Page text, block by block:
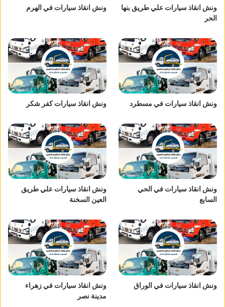
ونش انقاذ سيارات علي طريق بنها
الحر
ونش انقاذ سيارات في الهرم
ونش انقاذ سيارات في مسطرد ونش انقاذ سيارات كفر شكر
ونش انقاذ سيارات في الحي
السابع
ونش انقاذ سيارات علي طريق
العين السخنة
ونش انقاذ سيارات في الوراق
ونش انقاذ سيارات في زهراء
مدينة نصر